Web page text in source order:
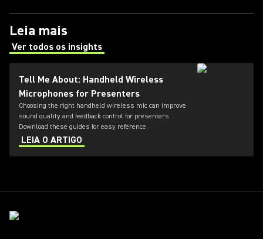
Leia mais
Ver todos os insights
(Opens in a new tab)
Tell Me About: Handheld Wireless
Microphones for Presenters
Choosing the right handheld wireless mic can improve
sound quality and feedback control for presenters.
Download these guides for easy reference.
LEIA O ARTIGO